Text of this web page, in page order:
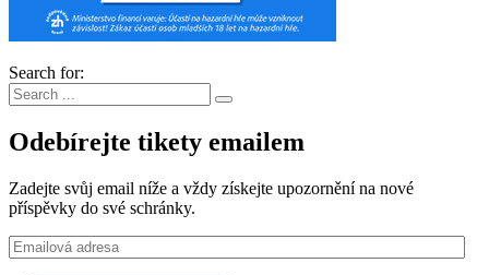
Search for:
Odebírejte tikety emailem
Zadejte svůj email níže a vždy získejte upozornění na nové
příspěvky do své schránky.
Emailová
adresa